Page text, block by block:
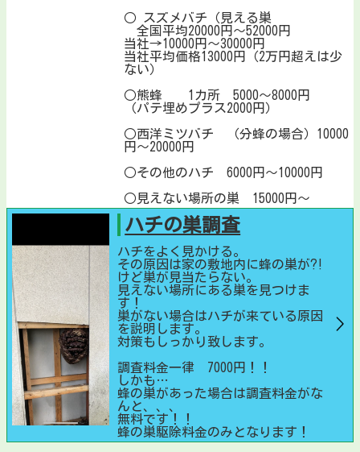
○ スズメバチ（見える巣
全国平均20000円〜52000円
当社→10000円〜30000円
当社平均価格13000円（2万円超えは少
ない）
○熊蜂 1カ所 5000〜8000円
（パテ埋めプラス2000円）
○西洋ミツバチ （分蜂の場合）10000
円〜20000円
○その他のハチ 6000円〜10000円
○見えない場所の巣 15000円〜
ハチの巣調査
ハチをよく見かける。
その原因は家の敷地内に蜂の巣が⁈
けど巣が見当たらない。
見えない場所にある巣を見つけま
す！
巣がない場合はハチが来ている原因
を説明します。
対策もしっかり致します。
調査料金一律 7000円！！
しかも…
蜂の巣があった場合は調査料金がな
んと、、、
無料です！！
蜂の巣駆除料金のみとなります！